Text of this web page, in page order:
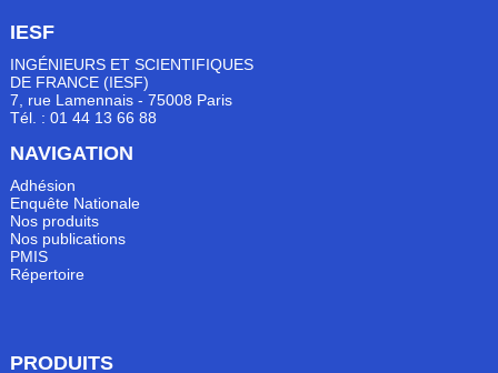
IESF
INGÉNIEURS ET SCIENTIFIQUES
DE FRANCE (IESF)
7, rue Lamennais - 75008 Paris
Tél. : 01 44 13 66 88
NAVIGATION
Adhésion
Enquête Nationale
Nos produits
Nos publications
PMIS
Répertoire
PRODUITS